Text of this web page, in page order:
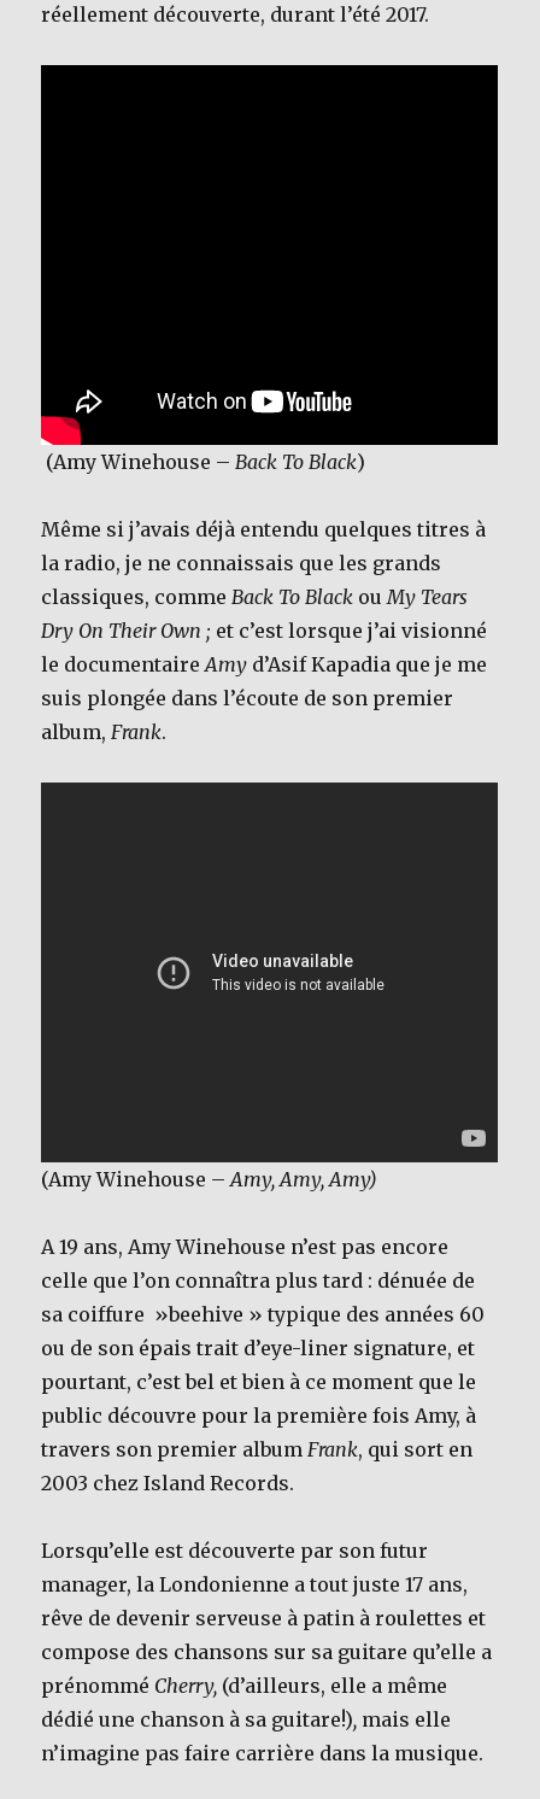
réellement découverte, durant l’été 2017.
(Amy Winehouse – Back To Black)
Même si j’avais déjà entendu quelques titres à
la radio, je ne connaissais que les grands
classiques, commeBack To Black ouMy Tears
Dry On Their Own ; et c’est lorsque j’ai visionné
le documentaireAmy d’Asif Kapadia que je me
suis plongée dans l’écoute de son premier
album,Frank.
(Amy Winehouse –Amy, Amy, Amy)
A 19 ans, Amy Winehouse n’est pas encore
celle que l’on connaîtra plus tard : dénuée de
sa coiffure »beehive » typique des années 60
ou de son épais trait d’eye-liner signature, et
pourtant, c’est bel et bien à ce moment que le
public découvre pour la première fois Amy, à
travers son premier albumFrank, qui sort en
2003 chez Island Records.
Lorsqu’elle est découverte par son futur
manager, la Londonienne a tout juste 17 ans,
rêve de devenir serveuse à patin à roulettes et
compose des chansons sur sa guitare qu’elle a
prénommé Cherry, (d’ailleurs, elle a même
dédié une chanson à sa guitare!), mais elle
n’imagine pas faire carrière dans la musique.